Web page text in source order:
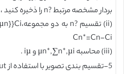
بردار مشخصه مرتبط ?n را ذخیره کنید ،
Cn*=Cn-Ci
(iii) محاسبه μn*,∑n*,µi و iµ .
5-تقسیم بندی تصویر با استفاده از GrabCut